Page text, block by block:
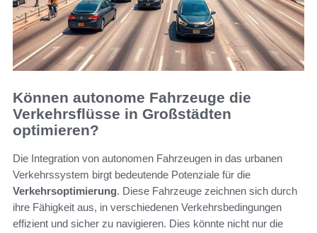
Können autonome Fahrzeuge die
Verkehrsflüsse in Großstädten
optimieren?
Die Integration von autonomen Fahrzeugen in das urbanen
Verkehrssystem birgt bedeutende Potenziale für die
Verkehrsoptimierung. Diese Fahrzeuge zeichnen sich durch
ihre Fähigkeit aus, in verschiedenen Verkehrsbedingungen
effizient und sicher zu navigieren. Dies könnte nicht nur die